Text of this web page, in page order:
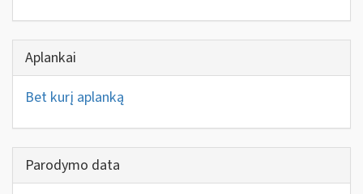
Aplankai
Bet kurį aplanką
Parodymo data